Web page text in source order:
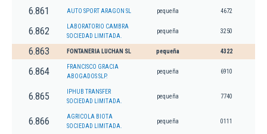
6.861 AUTO SPORT ARAGON SL pequeña 4672
6.862
LABORATORIO CAMBRA
SOCIEDAD LIMITADA.
pequeña 3250
6.863 FONTANERIA LUCHAN SL pequeña 4322
6.864
FRANCISCO GRACIA
ABOGADOS SLP.
pequeña 6910
6.865
IPHUB TRANSFER
SOCIEDAD LIMITADA.
pequeña 7740
6.866
AGRICOLA BIOTA
SOCIEDAD LIMITADA.
pequeña 0111